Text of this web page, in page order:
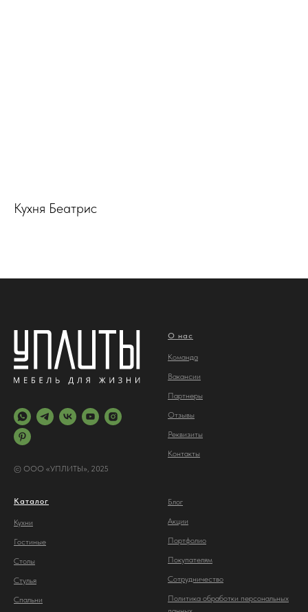
Кухня Беатрис
© ООО «УПЛИТЫ», 2025
О нас
Команда
Вакансии
Партнеры
Отзывы
Реквизиты
Контакты
Каталог
Кухни
Гостиные
Столы
Стулья
Спальни
Блог
Акции
Портфолио
Покупателям
Сотрудничество
Политика обработки персональных